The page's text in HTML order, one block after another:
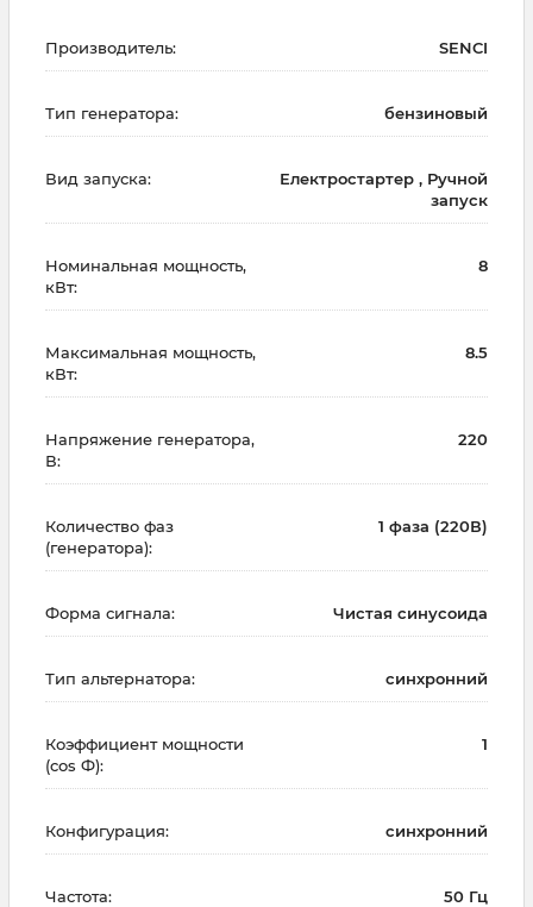
Производитель: SENCI
Тип генератора: бензиновый
Вид запуска:
Електростартер , Ручной
запуск
Номинальная мощность,
кВт:
8
Максимальная мощность,
кВт:
8.5
Напряжение генератора,
В:
220
Количество фаз
(генератора):
1 фаза (220В)
Форма сигнала: Чистая синусоида
Тип альтернатора: синхронний
Коэффициент мощности
(cos Ф):
1
Конфигурация: синхронний
Частота: 50 Гц